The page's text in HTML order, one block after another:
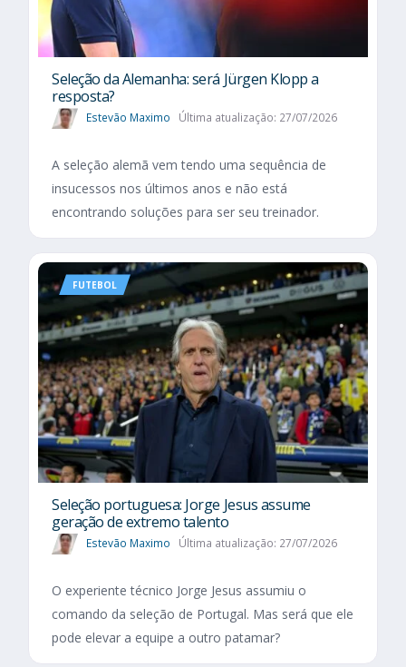
Seleção da Alemanha: será Jürgen Klopp a
resposta?
Estevão Maximo Última atualização: 27/07/2026
A seleção alemã vem tendo uma sequência de
insucessos nos últimos anos e não está
encontrando soluções para ser seu treinador.
FUTEBOL
Seleção portuguesa: Jorge Jesus assume
geração de extremo talento
Estevão Maximo Última atualização: 27/07/2026
O experiente técnico Jorge Jesus assumiu o
comando da seleção de Portugal. Mas será que ele
pode elevar a equipe a outro patamar?